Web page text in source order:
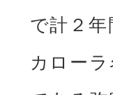
で計２
カロー